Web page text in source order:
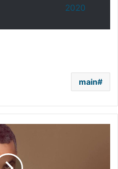
2020
main